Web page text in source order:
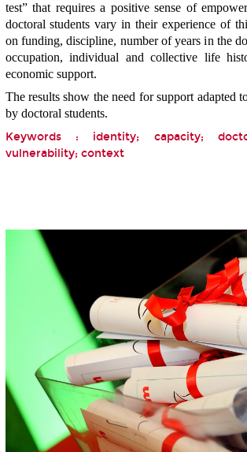
test” that requires a positive sense of
doctoral students vary in their experience of
on funding, discipline, number of years in the
occupation, individual and collective life
economic support.
The results show the need for support adapted
by doctoral students.
Keywords : identity; capacity;
vulnerability; context